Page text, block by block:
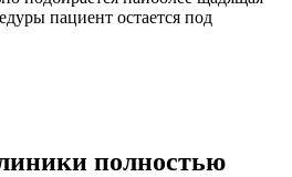
пациент остается под
полностью